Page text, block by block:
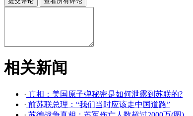
相关新闻
· 真相：美国原子弹秘密是如何泄露到苏联的?
· 前苏联总理：“我们当时应该走中国道路”